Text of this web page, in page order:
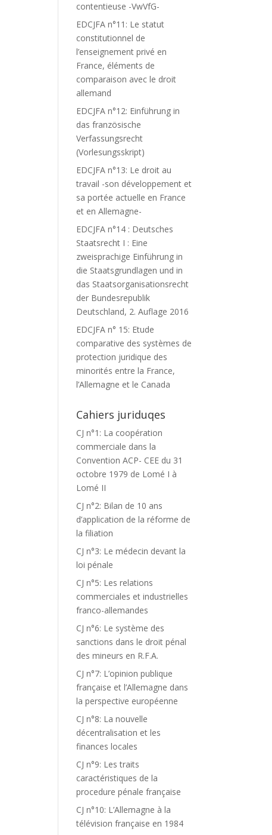
contentieuse -VwVfG-
EDCJFA n°11: Le statut
constitutionnel de
l’enseignement privé en
France, éléments de
comparaison avec le droit
allemand
EDCJFA n°12: Einführung in
das französische
Verfassungsrecht
(Vorlesungsskript)
EDCJFA n°13: Le droit au
travail -son développement et
sa portée actuelle en France
et en Allemagne-
EDCJFA n°14 : Deutsches
Staatsrecht I : Eine
zweisprachige Einführung in
die Staatsgrundlagen und in
das Staatsorganisationsrecht
der Bundesrepublik
Deutschland, 2. Auflage 2016
EDCJFA n° 15: Etude
comparative des systèmes de
protection juridique des
minorités entre la France,
l’Allemagne et le Canada
Cahiers juriduqes
CJ n°1: La coopération
commerciale dans la
Convention ACP- CEE du 31
octobre 1979 de Lomé I à
Lomé II
CJ n°2: Bilan de 10 ans
d’application de la réforme de
la filiation
CJ n°3: Le médecin devant la
loi pénale
CJ n°5: Les relations
commerciales et industrielles
franco-allemandes
CJ n°6: Le système des
sanctions dans le droit pénal
des mineurs en R.F.A.
CJ n°7: L’opinion publique
française et l’Allemagne dans
la perspective européenne
CJ n°8: La nouvelle
décentralisation et les
finances locales
CJ n°9: Les traits
caractéristiques de la
procedure pénale française
CJ n°10: L’Allemagne à la
télévision française en 1984